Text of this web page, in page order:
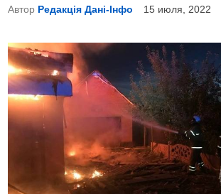
к
в
а
н
о
Автор Редакція Дані-Інфо 15 июля, 2022